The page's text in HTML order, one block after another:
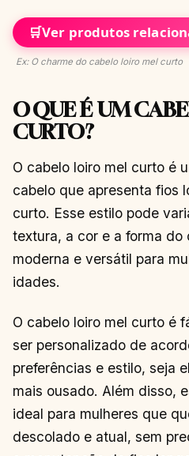
🛒Ver produtos
Ex: O charme do cabelo loiro mel curto
O QUE É UM
CURTO?
O cabelo loiro mel curto é
cabelo que apresenta fios
curto. Esse estilo pode
textura, a cor e a forma do
moderna e versátil para
idades.
O cabelo loiro mel curto é
ser personalizado de
preferências e estilo, seja
mais ousado. Além disso,
ideal para mulheres que
descolado e atual, sem